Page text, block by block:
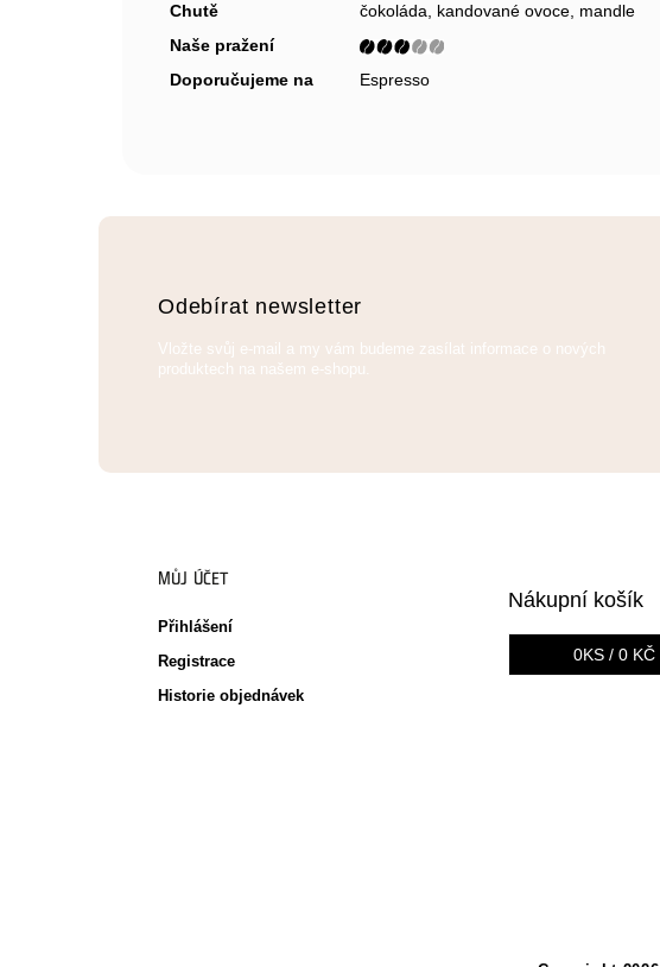
Chutě
čokoláda, kandované ovoce, mandle
Naše pražení
Doporučujeme na
Espresso
Odebírat newsletter
Vložte svůj e-mail a my vám budeme zasílat informace o nových
produktech na našem e-shopu.
MŮJ ÚČET
Přihlášení
Registrace
Historie objednávek
Nákupní košík
0KS / 0 KČ